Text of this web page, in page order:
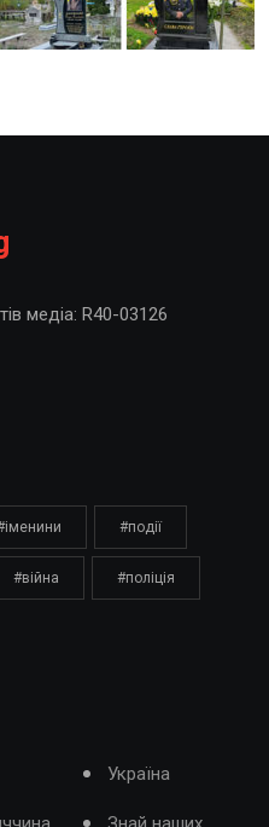
медіа: R40-03126
#події
#війна #поліція
Україна